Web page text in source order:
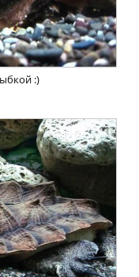
:)